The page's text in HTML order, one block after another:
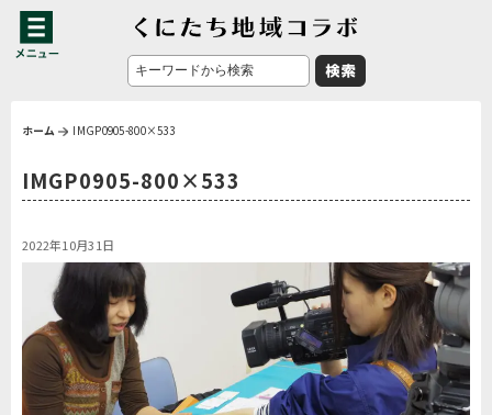
ホーム IMGP0905-800×533
IMGP0905-800×533
2022年10月31日